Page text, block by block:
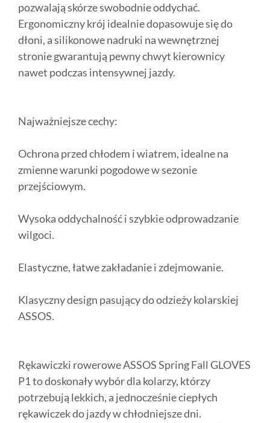
pozwalają skórze swobodnie oddychać.
Ergonomiczny krój idealnie dopasowuje się do
dłoni, a silikonowe nadruki na wewnętrznej
stronie gwarantują pewny chwyt kierownicy
nawet podczas intensywnej jazdy.
Najważniejsze cechy:
Ochrona przed chłodem i wiatrem, idealne na
zmienne warunki pogodowe w sezonie
przejściowym.
Wysoka oddychalność i szybkie odprowadzanie
wilgoci.
Elastyczne, łatwe zakładanie i zdejmowanie.
Klasyczny design pasujący do odzieży kolarskiej
ASSOS.
Rękawiczki rowerowe ASSOS Spring Fall GLOVES
P1 to doskonały wybór dla kolarzy, którzy
potrzebują lekkich, a jednocześnie ciepłych
rękawiczek do jazdy w chłodniejsze dni.